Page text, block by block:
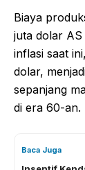
Biaya
juta dolar AS
inflasi saat
dolar,
sepanjang
di era 60-an.
Baca Juga